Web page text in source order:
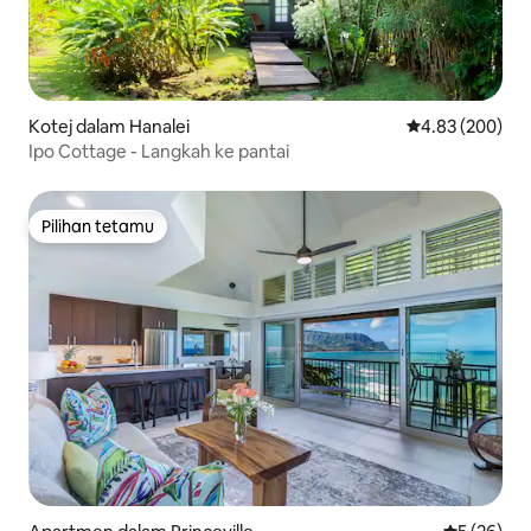
Kotej dalam Hanalei Penarafan
4.83 (200)
Ipo Cottage - Langkah ke pantai
Pilihan tetamu
Pilihan tetamu